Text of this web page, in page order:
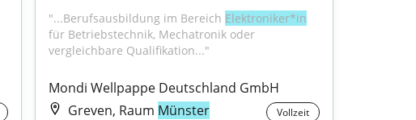
"...Berufsausbildung im Bereich Elektroniker*in
für Betriebstechnik, Mechatronik oder
vergleichbare Qualifikation..."
Mondi Wellpappe Deutschland GmbH
Greven, Raum Münster Vollzeit